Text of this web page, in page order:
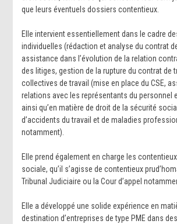
que leurs éventuels dossiers contentieux.
Elle intervient essentiellement dans le cadre
individuelles (rédaction et analyse du contrat
assistance dans l’évolution de la relation
des litiges, gestion de la rupture du contrat de
collectives de travail (mise en place du CSE,
relations avec les représentants du personnel
ainsi qu’en matière de droit de la sécurité
d’accidents du travail et de maladies
notamment).
Elle prend également en charge les
sociale, qu’il s’agisse de contentieux
Tribunal Judiciaire ou la Cour d’appel
Elle a développé une solide expérience en
destination d’entreprises de type PME dans